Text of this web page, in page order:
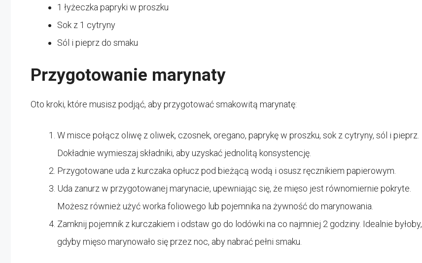
1 łyżeczka papryki w proszku
Sok z 1 cytryny
Sól i pieprz do smaku
Przygotowanie marynaty
Oto kroki, które musisz podjąć, aby przygotować smakowitą marynatę:
W misce połącz oliwę z oliwek, czosnek, oregano, paprykę w proszku, sok z cytryny, sól i pieprz.
Dokładnie wymieszaj składniki, aby uzyskać jednolitą konsystencję.
Przygotowane uda z kurczaka opłucz pod bieżącą wodą i osusz ręcznikiem papierowym.
Uda zanurz w przygotowanej marynacie, upewniając się, że mięso jest równomiernie pokryte.
Możesz również użyć worka foliowego lub pojemnika na żywność do marynowania.
Zamknij pojemnik z kurczakiem i odstaw go do lodówki na co najmniej 2 godziny. Idealnie byłoby,
gdyby mięso marynowało się przez noc, aby nabrać pełni smaku.